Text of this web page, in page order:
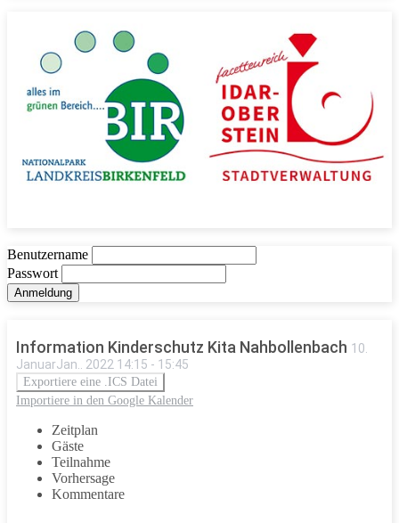
Benutzername
Passwort
Information Kinderschutz Kita Nahbollenbach 10.
JanuarJan.. 2022 14:15 - 15:45
Exportiere eine .ICS Datei
Importiere in den Google Kalender
Zeitplan
Gäste
Teilnahme
Vorhersage
Kommentare